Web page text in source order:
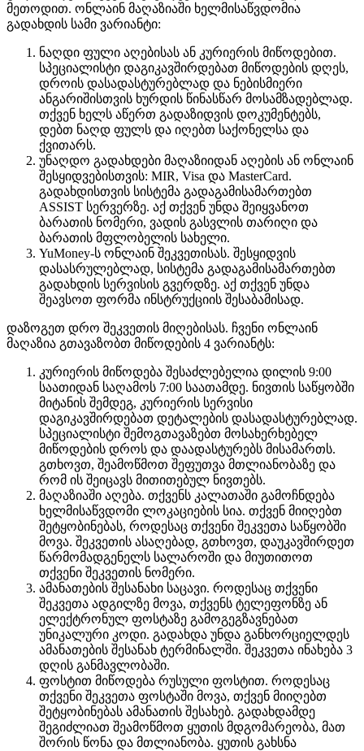
მეთოდით. ​​ონლაინ მაღაზიაში ხელმისაწვდომია
გადახდის სამი ვარიანტი:
ნაღდი ფული აღებისას ან კურიერის მიწოდებით.
სპეციალისტი დაგიკავშირდებათ მიწოდების დღეს,
დროის დასადასტურებლად და ნებისმიერი
ანგარიშისთვის ხურდის წინასწარ მოსამზადებლად.
თქვენ ხელს აწერთ გადაზიდვის დოკუმენტებს,
დებთ ნაღდ ფულს და იღებთ საქონელსა და
ქვითარს.
უნაღდო გადახდები მაღაზიიდან აღების ან ონლაინ
შესყიდვებისთვის: MIR, Visa და MasterCard.
გადახდისთვის სისტემა გადაგამისამართებთ
ASSIST სერვერზე. აქ თქვენ უნდა შეიყვანოთ
ბარათის ნომერი, ვადის გასვლის თარიღი და
ბარათის მფლობელის სახელი.
YuMoney-ს ონლაინ შეკვეთისას. შესყიდვის
დასასრულებლად, სისტემა გადაგამისამართებთ
გადახდის სერვისის გვერდზე. აქ თქვენ უნდა
შეავსოთ ფორმა ინსტრუქციის შესაბამისად.
დაზოგეთ დრო შეკვეთის მიღებისას. ჩვენი ონლაინ
მაღაზია გთავაზობთ მიწოდების 4 ვარიანტს:
კურიერის მიწოდება შესაძლებელია დილის 9:00
საათიდან საღამოს 7:00 საათამდე. ნივთის საწყობში
მიტანის შემდეგ, კურიერის სერვისი
დაგიკავშირდებათ დეტალების დასადასტურებლად.
სპეციალისტი შემოგთავაზებთ მოსახერხებელ
მიწოდების დროს და დაადასტურებს მისამართს.
გთხოვთ, შეამოწმოთ შეფუთვა მთლიანობაზე და
რომ ის შეიცავს მითითებულ ნივთებს.
მაღაზიაში აღება. თქვენს კალათაში გამოჩნდება
ხელმისაწვდომი ლოკაციების სია. თქვენ მიიღებთ
შეტყობინებას, როდესაც თქვენი შეკვეთა საწყობში
მოვა. შეკვეთის ასაღებად, გთხოვთ, დაუკავშირდეთ
წარმომადგენელს სალაროში და მიუთითოთ
თქვენი შეკვეთის ნომერი.
ამანათების შესანახი საცავი. როდესაც თქვენი
შეკვეთა ადგილზე მოვა, თქვენს ტელეფონზე ან
ელექტრონულ ფოსტაზე გამოგეგზავნებათ
უნიკალური კოდი. გადახდა უნდა განხორციელდეს
ამანათების შესანახ ტერმინალში. შეკვეთა ინახება 3
დღის განმავლობაში.
ფოსტით მიწოდება რუსული ფოსტით. როდესაც
თქვენი შეკვეთა ფოსტაში მოვა, თქვენ მიიღებთ
შეტყობინებას ამანათის შესახებ. გადახდამდე
შეგიძლიათ შეამოწმოთ ყუთის მდგომარეობა, მათ
შორის წონა და მთლიანობა. ყუთის გახსნა